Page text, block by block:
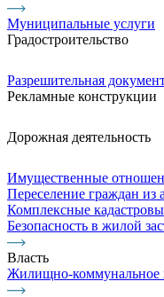
Муниципальные услуги
Градостроительство
Разрешительная
Рекламные конструкции
Дорожная деятельность
Имущественные
Переселение граждан из
Комплексные
Безопасность в жилой
Власть
Жилищно-коммунальное